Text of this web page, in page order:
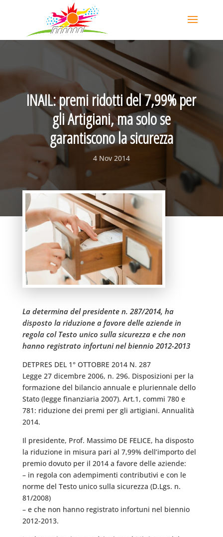
INAIL: premi ridotti del 7,99% per
gli Artigiani, ma solo se
garantiscono la sicurezza
4 Nov 2014
La determina del presidente n. 287/2014, ha
disposto la riduzione a favore delle aziende in
regola col Testo unico sulla sicurezza e che non
hanno registrato infortuni nel biennio 2012-2013
DETPRES DEL 1° OTTOBRE 2014 N. 287
Legge 27 dicembre 2006, n. 296. Disposizioni per la
formazione del bilancio annuale e pluriennale dello
Stato (legge finanziaria 2007). Art.1, commi 780 e
781: riduzione dei premi per gli artigiani. Annualità
2014.
Il presidente, Prof. Massimo DE FELICE, ha disposto
la riduzione in misura pari al 7,99% dell’importo del
premio dovuto per il 2014 a favore delle aziende:
– in regola con adempimenti contributivi e con le
norme del Testo unico sulla sicurezza (D.Lgs. n.
81/2008)
– e che non hanno registrato infortuni nel biennio
2012-2013.